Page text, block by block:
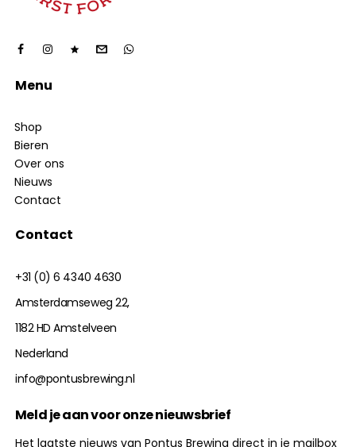
Menu
Shop
Bieren
Over ons
Nieuws
Contact
Contact
+31 (0) 6 4340 4630
Amsterdamseweg 22,
1182 HD Amstelveen
Nederland
info@pontusbrewing.nl
Meld je aan voor onze nieuwsbrief
Het laatste nieuws van Pontus Brewing direct in je mailbox